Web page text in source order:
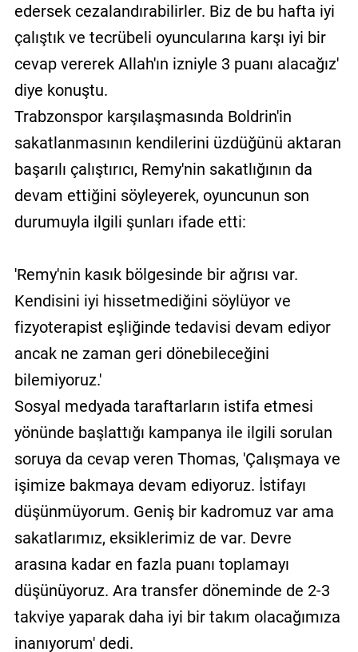
edersek cezalandırabilirler. Biz de bu hafta iyi
çalıştık ve tecrübeli oyuncularına karşı iyi bir
cevap vererek Allah'ın izniyle 3 puanı alacağız'
diye konuştu.
Trabzonspor karşılaşmasında Boldrin'in
sakatlanmasının kendilerini üzdüğünü aktaran
başarılı çalıştırıcı, Remy'nin sakatlığının da
devam ettiğini söyleyerek, oyuncunun son
durumuyla ilgili şunları ifade etti:
'Remy'nin kasık bölgesinde bir ağrısı var.
Kendisini iyi hissetmediğini söylüyor ve
fizyoterapist eşliğinde tedavisi devam ediyor
ancak ne zaman geri dönebileceğini
bilemiyoruz.'
Sosyal medyada taraftarların istifa etmesi
yönünde başlattığı kampanya ile ilgili sorulan
soruya da cevap veren Thomas, 'Çalışmaya ve
işimize bakmaya devam ediyoruz. İstifayı
düşünmüyorum. Geniş bir kadromuz var ama
sakatlarımız, eksiklerimiz de var. Devre
arasına kadar en fazla puanı toplamayı
düşünüyoruz. Ara transfer döneminde de 2-3
takviye yaparak daha iyi bir takım olacağımıza
inanıyorum' dedi.